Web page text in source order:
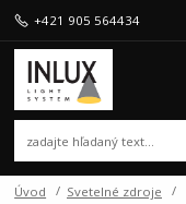
+421 905 564434
Úvod Svetelné zdroje